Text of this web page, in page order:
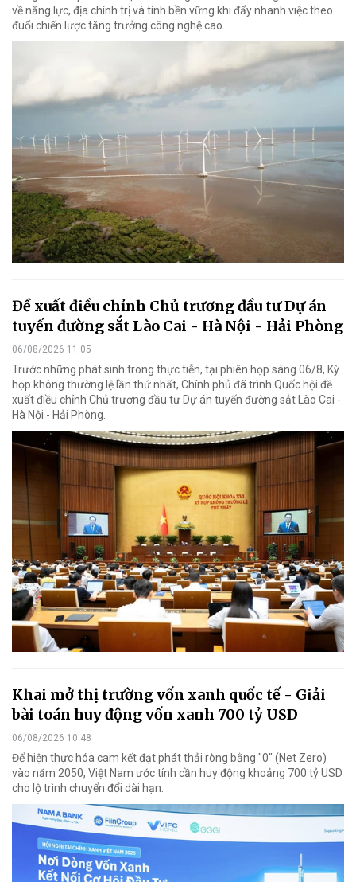
về năng lực, địa chính trị và tính bền vững khi đẩy nhanh việc theo
đuổi chiến lược tăng trưởng công nghệ cao.
Đề xuất điều chỉnh Chủ trương đầu tư Dự án
tuyến đường sắt Lào Cai - Hà Nội - Hải Phòng
06/08/2026 11:05
Trước những phát sinh trong thực tiễn, tại phiên họp sáng 06/8, Kỳ
họp không thường lệ lần thứ nhất, Chính phủ đã trình Quốc hội đề
xuất điều chỉnh Chủ trương đầu tư Dự án tuyến đường sắt Lào Cai -
Hà Nội - Hải Phòng.
Khai mở thị trường vốn xanh quốc tế - Giải
bài toán huy động vốn xanh 700 tỷ USD
06/08/2026 10:48
Để hiện thực hóa cam kết đạt phát thải ròng bằng "0" (Net Zero)
vào năm 2050, Việt Nam ước tính cần huy động khoảng 700 tỷ USD
cho lộ trình chuyển đổi dài hạn.